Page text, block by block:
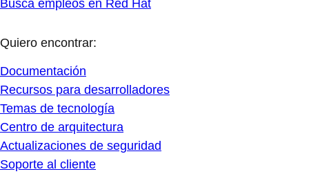
Busca empleos en Red Hat
Quiero encontrar:
Documentación
Recursos para desarrolladores
Temas de tecnología
Centro de arquitectura
Actualizaciones de seguridad
Soporte al cliente